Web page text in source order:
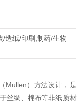
/造纸/印刷,制药/生物
Mullen）方法设计，是
丝绸、棉布等非纸质材